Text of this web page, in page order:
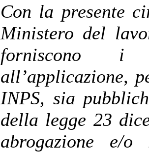
Con la presente
Ministero del
forniscono i
all’applicazione,
INPS, sia
della legge 23
abrogazione e/